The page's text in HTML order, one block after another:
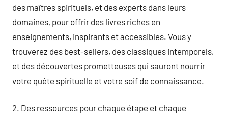
des maîtres spirituels, et des experts dans leurs
domaines, pour offrir des livres riches en
enseignements, inspirants et accessibles. Vous y
trouverez des best-sellers, des classiques intemporels,
et des découvertes prometteuses qui sauront nourrir
votre quête spirituelle et votre soif de connaissance.
2. Des ressources pour chaque étape et chaque